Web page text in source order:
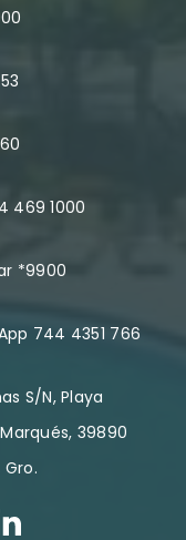
469 1000
*9900
744 4351 766
S/N, Playa
39890